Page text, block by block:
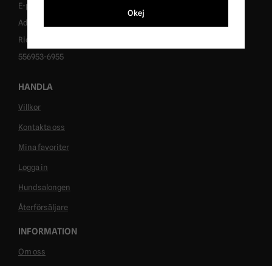
E-post: info@ridersport.se
Adress: Tomtaholmsvägen 1, 269 41 Östra Karup
Ridersport in Sweden AB
556953-6955
HANDLA
Villkor
Kontakta oss
Mina favoriter
Logga in
Hundsalongen
Återförsäljare
INFORMATION
Om oss
Okej